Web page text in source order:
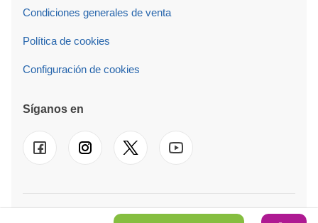
Condiciones generales de venta
Política de cookies
Configuración de cookies
Síganos en
© 2026 Pineca Madera Av S.l. También operamos en UK-